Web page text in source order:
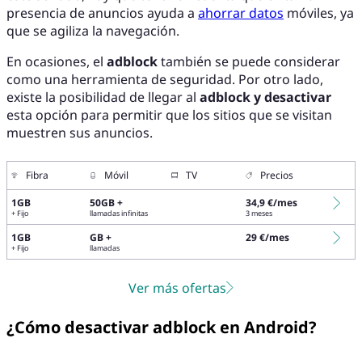
presencia de anuncios ayuda a ahorrar datos móviles, ya
que se agiliza la navegación.
En ocasiones, el adblocktambién se puede considerar
como una herramienta de seguridad. Por otro lado,
existe la posibilidad de llegar al adblock y desactivar
esta opción para permitir que los sitios que se visitan
muestren sus anuncios.
Fibra Móvil TV
Precios
1GB
+ Fijo
50GB +
llamadas infinitas
34,9 €/mes
3 meses
1GB
+ Fijo
GB +
llamadas
29 €/mes
Ver más ofertas
¿Cómo desactivar adblock en Android?